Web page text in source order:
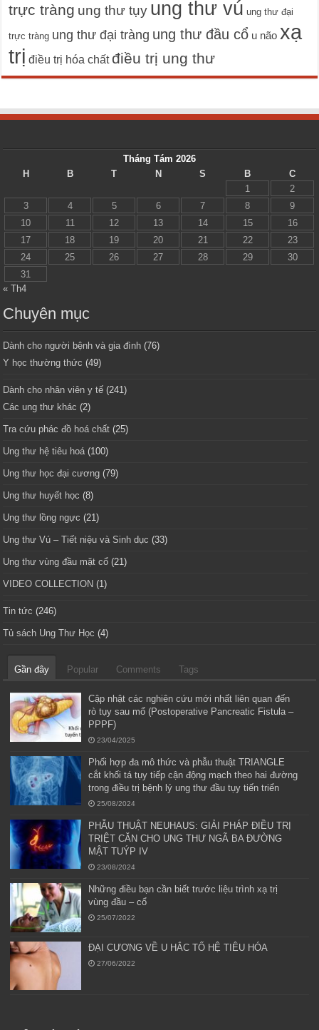
trực tràng ung thư tụy ung thư vú ung thư đại
trực tràng ung thư đại tràng ung thư đầu cổ u não xạ
trị điều trị hóa chất điều trị ung thư
Tháng Tám 2026
H
B T N S B
C
1
2
3
4 5 6 7 8
9
10
11 12 13 14 15
16
17
18 19 20 21 22
23
24
25 26 27 28 29
30
31
« Th4
Chuyên mục
Dành cho người bệnh và gia đình (76)
Y học thường thức (49)
Dành cho nhân viên y tế (241)
Các ung thư khác (2)
Tra cứu phác đồ hoá chất (25)
Ung thư hệ tiêu hoá(100)
Ung thư học đại cương (79)
Ung thư huyết học (8)
Ung thư lồng ngực (21)
Ung thư Vú – Tiết niệu và Sinh dục (33)
Ung thư vùng đầu mặt cổ (21)
VIDEO COLLECTION (1)
Tin tức (246)
Tủ sách Ung Thư Học (4)
Gần đây Popular Comments Tags
Cập nhật các nghiên cứu mới nhất liên quan đến
rò tụy sau mổ (Postoperative Pancreatic Fistula –
PPPF)
23/04/2025
Phối hợp đa mô thức và phẫu thuật TRIANGLE
cắt khối tá tụy tiếp cận động mạch theo hai đường
trong điều trị bệnh lý ung thư đầu tụy tiến triển
25/08/2024
PHẪU THUẬT NEUHAUS: GIẢI PHÁP ĐIỀU TRỊ
TRIỆT CĂN CHO UNG THƯ NGÃ BA ĐƯỜNG
MẬT TUÝP IV
23/08/2024
Những điều bạn cần biết trước liệu trình xạ trị
vùng đầu – cổ
25/07/2022
ĐẠI CƯƠNG VỀ U HẮC TỐ HỆ TIÊU HÓA
27/06/2022